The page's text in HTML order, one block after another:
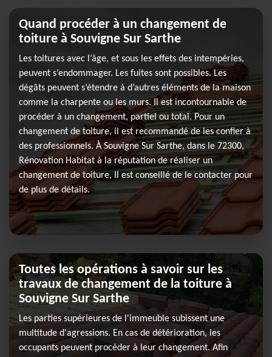
Quand procéder à un changement de
toiture à Souvigne Sur Sarthe
Les toitures avec l’âge, et sous les effets des intempéries,
peuvent s’endommager. Les fuites sont possibles. Les
dégâts peuvent s’étendre à d’autres éléments de la maison
comme la charpente ou les murs. Il est incontournable de
procéder à un changement, partiel ou total. Pour un
changement de toiture, il est recommandé de les confier à
des professionnels. À Souvigne Sur Sarthe, dans le 72300,
Rénovation Habitat à la réputation de réaliser un
changement de toiture, Il est conseillé de le contacter pour
de plus de détails.
Toutes les opérations à savoir sur les
travaux de changement de la toiture à
Souvigne Sur Sarthe
Les parties supérieures de l'immeuble subissent une
multitude d'agressions. En cas de détérioration, les
occupants peuvent procéder à leur changement. Afin